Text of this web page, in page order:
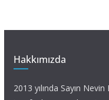
Hakkımızda
2013 yılında Sayın